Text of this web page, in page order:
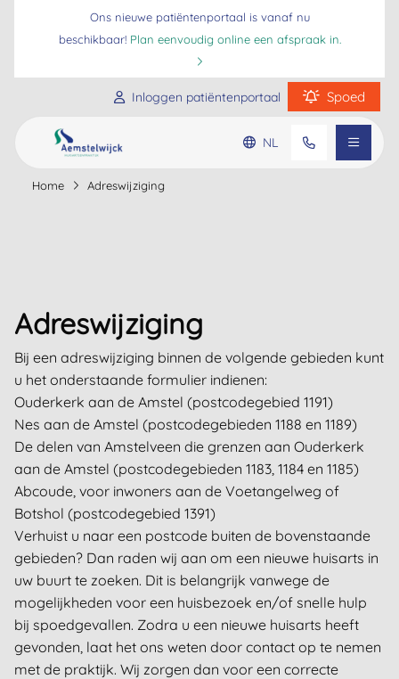
Ons nieuwe patiëntenportaal is vanaf nu
beschikbaar! Plan eenvoudig online een afspraak in.
Inloggen patiëntenportaal Spoed
Ga naar de hoofdinhoud
Ga naar de footer
Ga naar de toegankelijkheidsinstellingen
NL
Home Adreswijziging
Adreswijziging
Bij een adreswijziging binnen de volgende gebieden kunt
u het onderstaande formulier indienen:
Ouderkerk aan de Amstel (postcodegebied 1191)
Nes aan de Amstel (postcodegebieden 1188 en 1189)
De delen van Amstelveen die grenzen aan Ouderkerk
aan de Amstel (postcodegebieden 1183, 1184 en 1185)
Abcoude, voor inwoners aan de Voetangelweg of
Botshol (postcodegebied 1391)
Verhuist u naar een postcode buiten de bovenstaande
gebieden? Dan raden wij aan om een nieuwe huisarts in
uw buurt te zoeken. Dit is belangrijk vanwege de
mogelijkheden voor een huisbezoek en/of snelle hulp
bij spoedgevallen. Zodra u een nieuwe huisarts heeft
gevonden, laat het ons weten door contact op te nemen
met de praktijk. Wij zorgen dan voor een correcte
Praktijkinformatie